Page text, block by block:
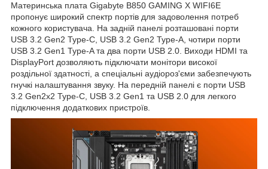
Материнська плата Gigabyte B850 GAMING X WIFI6E
пропонує широкий спектр портів для задоволення потреб
кожного користувача. На задній панелі розташовані порти
USB 3.2 Gen2 Type-C, USB 3.2 Gen2 Type-A, чотири порти
USB 3.2 Gen1 Type-A та два порти USB 2.0. Виходи HDMI та
DisplayPort дозволяють підключати монітори високої
роздільної здатності, а спеціальні аудіороз'єми забезпечують
гнучкі налаштування звуку. На передній панелі є порти USB
3.2 Gen2x2 Type-C, USB 3.2 Gen1 та USB 2.0 для легкого
підключення додаткових пристроїв.